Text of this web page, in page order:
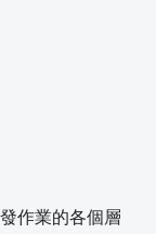
作業的各個層